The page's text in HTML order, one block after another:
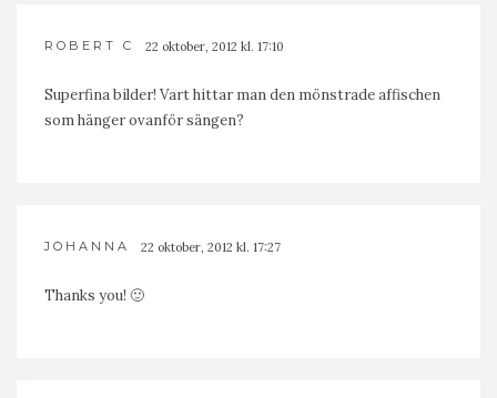
ROBERT C 22 oktober, 2012 kl. 17:10
Superfina bilder! Vart hittar man den mönstrade affischen
som hänger ovanför sängen?
JOHANNA 22 oktober, 2012 kl. 17:27
Thanks you! 🙂